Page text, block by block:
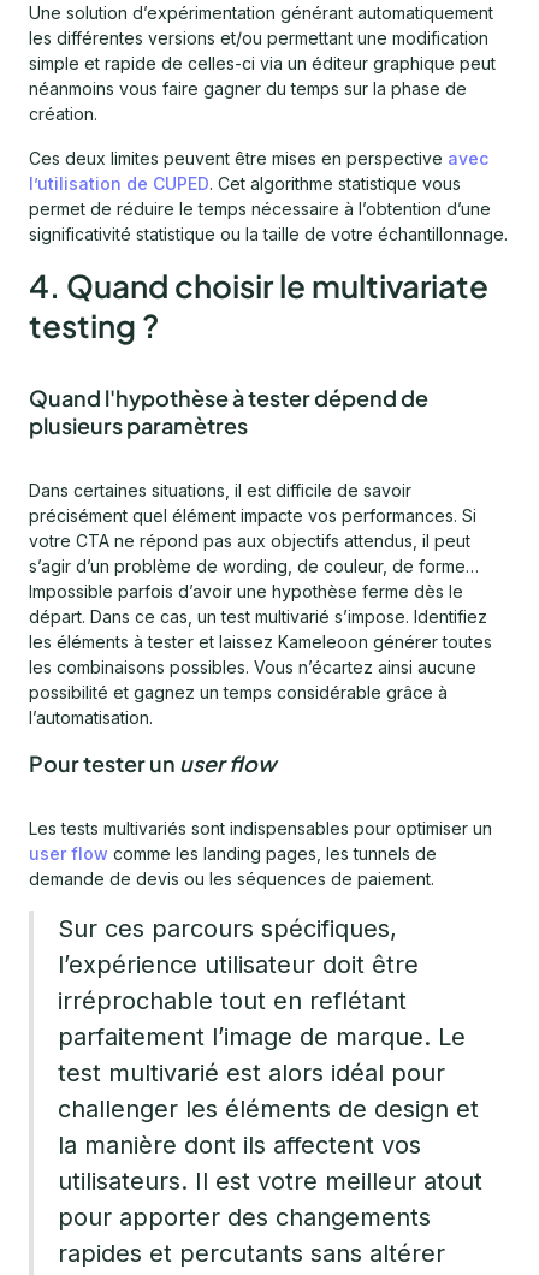
Une solution d’expérimentation générant automatiquement
les différentes versions et/ou permettant une modification
simple et rapide de celles-ci via un éditeur graphique peut
néanmoins vous faire gagner du temps sur la phase de
création.
Ces deux limites peuvent être mises en perspective avec
l’utilisation de CUPED. Cet algorithme statistique vous
permet de réduire le temps nécessaire à l’obtention d’une
significativité statistique ou la taille de votre échantillonnage.
4. Quand choisir le multivariate
testing ?
Quand l'hypothèse à tester dépend de
plusieurs paramètres
Dans certaines situations, il est difficile de savoir
précisément quel élément impacte vos performances. Si
votre CTA ne répond pas aux objectifs attendus, il peut
s’agir d’un problème de wording, de couleur, de forme…
Impossible parfois d’avoir une hypothèse ferme dès le
départ. Dans ce cas, un test multivarié s’impose. Identifiez
les éléments à tester et laissez Kameleoon générer toutes
les combinaisons possibles. Vous n’écartez ainsi aucune
possibilité et gagnez un temps considérable grâce à
l’automatisation.
Pour tester un user flow
Les tests multivariés sont indispensables pour optimiser un
user flow comme les landing pages, les tunnels de
demande de devis ou les séquences de paiement.
Sur ces parcours spécifiques,
l’expérience utilisateur doit être
irréprochable tout en reflétant
parfaitement l’image de marque. Le
test multivarié est alors idéal pour
challenger les éléments de design et
la manière dont ils affectent vos
utilisateurs. Il est votre meilleur atout
pour apporter des changements
rapides et percutants sans altérer